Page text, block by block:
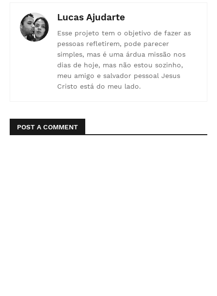
Lucas Ajudarte
Esse projeto tem o objetivo de fazer as
pessoas refletirem, pode parecer
simples, mas é uma árdua missão nos
dias de hoje, mas não estou sozinho,
meu amigo e salvador pessoal Jesus
Cristo está do meu lado.
POST A COMMENT